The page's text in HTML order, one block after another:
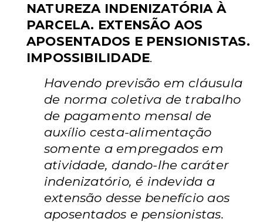
NATUREZA INDENIZATÓRIA À
PARCELA. EXTENSÃO AOS
APOSENTADOS E PENSIONISTAS.
IMPOSSIBILIDADE.
Havendo previsão em cláusula
de norma coletiva de trabalho
de pagamento mensal de
auxílio cesta-alimentação
somente a empregados em
atividade, dando-lhe caráter
indenizatório, é indevida a
extensão desse benefício aos
aposentados e pensionistas.